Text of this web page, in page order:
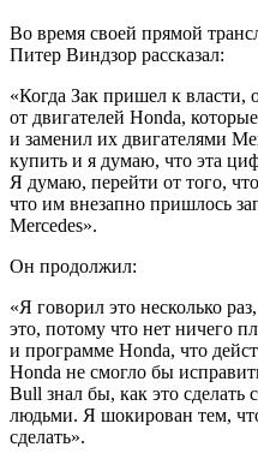
Во время своей прямой
Питер Виндзор рассказал:
«Когда Зак пришел к власти,
от двигателей Honda,
и заменил их двигателями
купить и я думаю, что эта
Я думаю, перейти от того,
что им внезапно пришлось
Mercedes».
Он продолжил:
«Я говорил это несколько
это, потому что нет ничего
и программе Honda, что
Honda не смогло бы
Bull знал бы, как это
людьми. Я шокирован тем,
сделать».